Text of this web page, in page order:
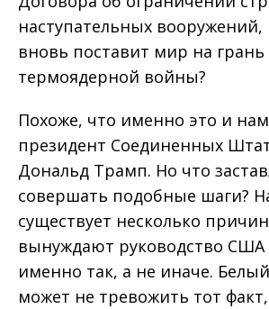
наступательных
вновь поставит мир на грань
термоядерной войны?
Похоже, что именно это и
президент Соединенных
Дональд Трамп. Но что
совершать подобные шаги?
существует несколько
вынуждают руководство США
именно так, а не иначе.
может не тревожить тот